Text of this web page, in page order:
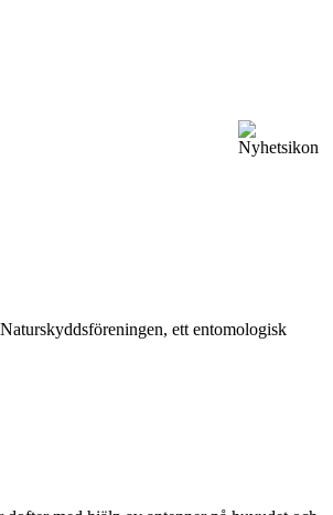
ett entomologisk